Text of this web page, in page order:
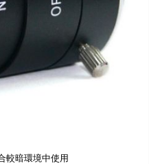
較暗環境中使用